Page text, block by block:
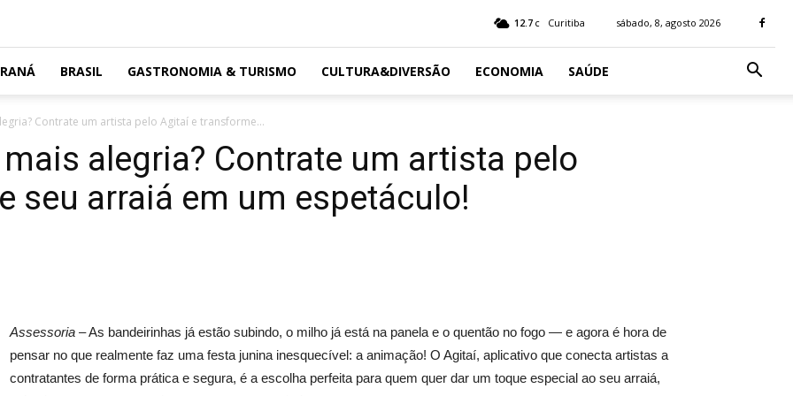
12.7 C Curitiba sábado, 8, agosto 2026
BRASIL GASTRONOMIA & TURISMO CULTURA&DIVERSÃO ECONOMIA SAÚDE
Contrate um artista pelo Agitaí e transforme...
alegria? Contrate um artista pelo
seu arraiá em um espetáculo!
Assessoria –As bandeirinhas já estão subindo, o milho já está na panela e o quentão no fogo — e agora é hora de
pensar no que realmente faz uma festa junina inesquecível: a animação! O Agitaí, aplicativo que conecta artistas a
contratantes de forma prática e segura, é a escolha perfeita para quem quer dar um toque especial ao seu arraiá,